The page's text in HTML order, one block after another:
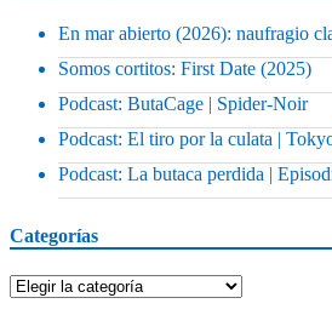
En mar abierto (2026): naufragio
Somos cortitos: First Date (2025)
Podcast: ButaCage | Spider-Noir
Podcast: El tiro por la culata |
Podcast: La butaca perdida |
Categorías
Categorías